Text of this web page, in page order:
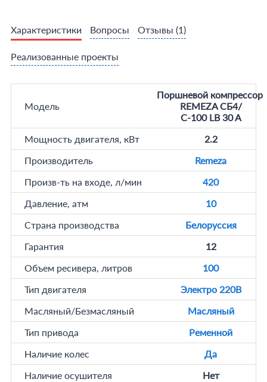
Характеристики Вопросы Отзывы (1)
Реализованные проекты
Модель
Поршневой компрессор
REMEZA СБ4/
С-100 LB 30 A
Мощность двигателя, кВт
2.2
Производитель
Remeza
Произв-ть на входе, л/мин
420
Давление, атм
10
Страна производства
Белоруссия
Гарантия
12
Объем ресивера, литров
100
Тип двигателя
Электро 220В
Масляный/Безмасляный
Масляный
Тип привода
Ременной
Наличие колес
Да
Наличие осушителя
Нет